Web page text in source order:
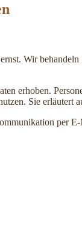
Wir
erhoben.
Sie erläutert
per